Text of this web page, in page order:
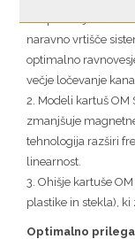
1. S pomočjo
naravno vrtišče
optimalno
večje ločevanje
2. Modeli kartuš
zmanjšuje
tehnologija razširi
linearnost.
3. Ohišje kartuše
plastike in stekla),
Optimalno